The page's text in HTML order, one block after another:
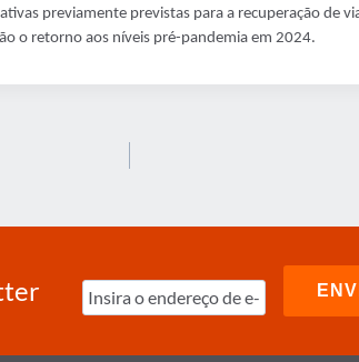
previamente previstas para a recuperação de
o retorno aos níveis pré-pandemia em 2024.